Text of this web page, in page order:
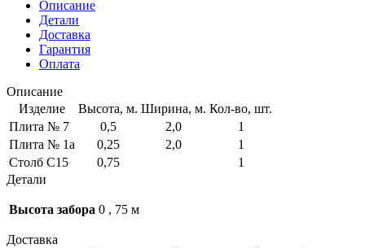
Описание
Детали
Доставка
Гарантия
Оплата
Описание
Изделие
Высота, м. Ширина, м. Кол-во, шт.
Плита № 7
0,5 2,0
1
Плита № 1a
0,25 2,0
1
Столб С15
0,75
1
Детали
Высота забора 0 , 75 м
Доставка